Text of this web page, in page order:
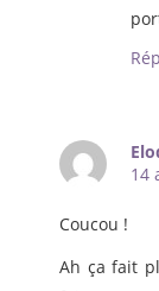
14
Coucou !
Ah ça fait